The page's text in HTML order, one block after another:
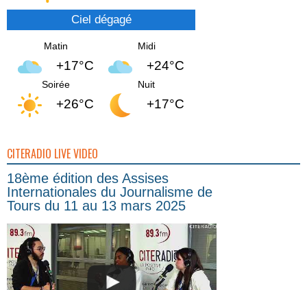
Ciel dégagé
Matin
+17°C
Midi
+24°C
Soirée
+26°C
Nuit
+17°C
CITERADIO LIVE VIDEO
18ème édition des Assises
Internationales du Journalisme de
Tours du 11 au 13 mars 2025